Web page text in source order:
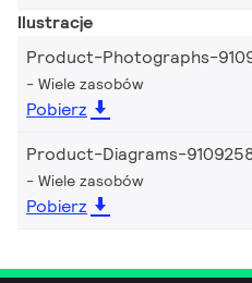
Ilustracje
Product-Photographs-
Wiele zasobów
Pobierz
Product-Diagrams-
Wiele zasobów
Pobierz